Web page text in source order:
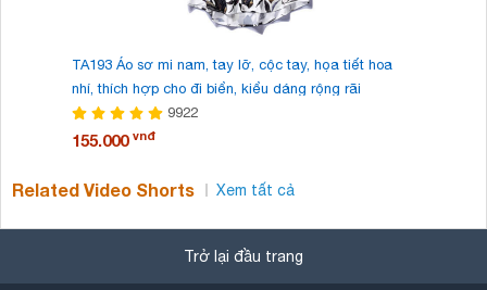
TA193 Áo sơ mi nam, tay lỡ, cộc tay, họa tiết hoa
nhí, thích hợp cho đi biển, kiểu dáng rộng rãi
9922
155.000 vnđ
Related Video Shorts Xem tất cả
Trở lại đầu trang